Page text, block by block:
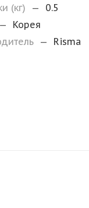
(кг)
—
0.5
—
Корея
— Risma